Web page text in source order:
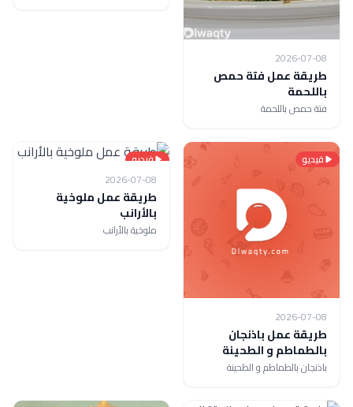
2026-07-08
طريقة عمل فتة حمص
باللحمة
فتة حمص باللحمة
فيديو
2026-07-08
طريقة عمل باذنجان
بالطماطم و الطحينة
باذنجان بالطماطم و الطحينة
فيديو
2026-07-08
طريقة عمل ملوخية
بالأرانب
ملوخية بالأرانب